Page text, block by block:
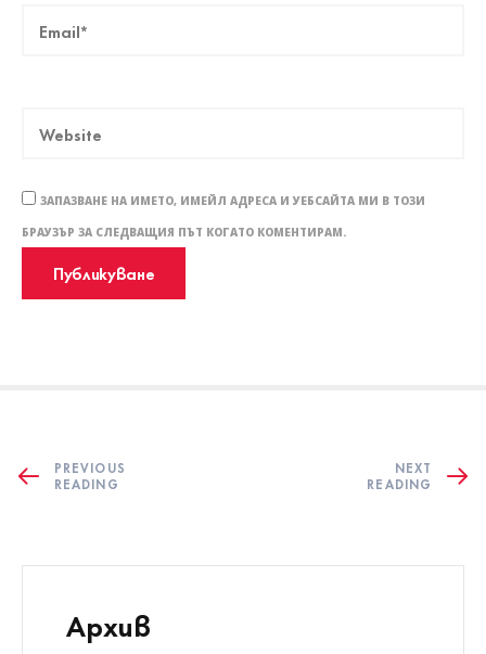
ЗАПАЗВАНЕ НА ИМЕТО, ИМЕЙЛ АДРЕСА И УЕБСАЙТА МИ В ТОЗИ
БРАУЗЪР ЗА СЛЕДВАЩИЯ ПЪТ КОГАТО КОМЕНТИРАМ.
PREVIOUS
READING
NEXT
READING
Архив